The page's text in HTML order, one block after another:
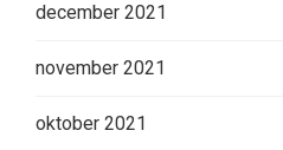
december 2021
november 2021
oktober 2021